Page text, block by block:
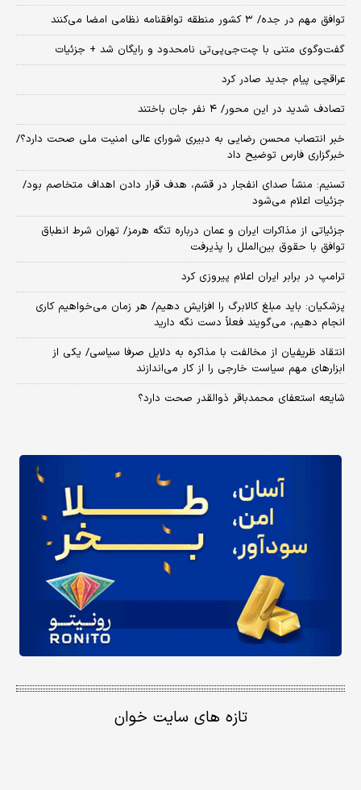
توافق مهم در جده/ ۳ کشور منطقه توافقنامه نظامی امضا می‌کنند
گفت‌وگوی متنی با چت‌جی‌پی‌تی نامحدود و رایگان شد + جزئیات
عراقچی پیام جدید صادر کرد
تصادف شدید در این محور/ ۴ نفر جان باختند
خبر انتصاب محسن رضایی به دبیری شورای عالی امنیت ملی صحت دارد؟/
خبرگزاری فارس توضیح داد
تسنیم: منشأ صدای انفجار در قشم، هدف قرار دادن اهداف متخاصم بود/
جزئیات اعلام می‌شود
جزئیاتی از مذاکرات ایران و عمان درباره تنگه هرمز/ تهران شرط انطباق
توافق با حقوق بین‌الملل را پذیرفت
ترامپ در برابر ایران اعلام پیروزی کرد
پزشکیان: باید مبلغ کالابرگ را افزایش دهیم/ هر زمان می‌خواهیم کاری
انجام دهیم، می‌گویند فعلاً دست نگه دارید
انتقاد ظریفیان از مخالفت با مذاکره به دلایل صرفا سیاسی/ یکی از
ابزارهای مهم سیاست خارجی را از کار می‌اندازند
شایعه استعفای محمدباقر ذوالقدر صحت دارد؟
تازه های سایت خوان